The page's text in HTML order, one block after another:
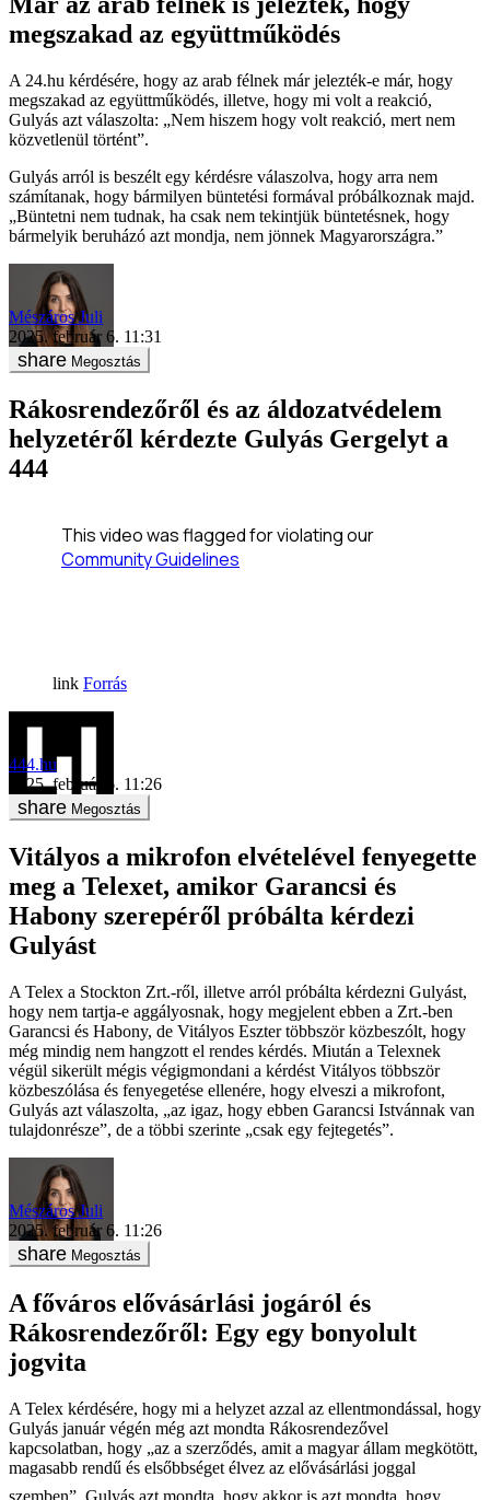
megszakad az együttműködés
A 24.hu kérdésére, hogy az arab félnek már jelezték-e már, hogy
megszakad az együttműködés, illetve, hogy mi volt a reakció,
Gulyás azt válaszolta: „Nem hiszem hogy volt reakció, mert nem
közvetlenül történt”.
Gulyás arról is beszélt egy kérdésre válaszolva, hogy arra nem
számítanak, hogy bármilyen büntetési formával próbálkoznak majd.
„Büntetni nem tudnak, ha csak nem tekintjük büntetésnek, hogy
bármelyik beruházó azt mondja, nem jönnek Magyarországra.”
Mészáros Juli
2025. február 6. 11:31
Megosztás
Rákosrendezőről és az áldozatvédelem
helyzetéről kérdezte Gulyás Gergelyt a
444
Forrás
444.hu
2025. február 6. 11:26
Megosztás
Vitályos a mikrofon elvételével fenyegette
meg a Telexet, amikor Garancsi és
Habony szerepéről próbálta kérdezi
Gulyást
A Telex a Stockton Zrt.-ről, illetve arról próbálta kérdezni Gulyást,
hogy nem tartja-e aggályosnak, hogy megjelent ebben a Zrt.-ben
Garancsi és Habony, de Vitályos Eszter többször közbeszólt, hogy
még mindig nem hangzott el rendes kérdés. Miután a Telexnek
végül sikerült mégis végigmondani a kérdést Vitályos többször
közbeszólása és fenyegetése ellenére, hogy elveszi a mikrofont,
Gulyás azt válaszolta, „az igaz, hogy ebben Garancsi Istvánnak van
tulajdonrésze”, de a többi szerinte „csak egy fejtegetés”.
Mészáros Juli
2025. február 6. 11:26
Megosztás
A főváros elővásárlási jogáról és
Rákosrendezőről: Egy egy bonyolult
jogvita
A Telex kérdésére, hogy mi a helyzet azzal az ellentmondással, hogy
Gulyás január végén még azt mondta Rákosrendezővel
kapcsolatban, hogy „az a szerződés, amit a magyar állam megkötött,
magasabb rendű és elsőbbséget élvez az elővásárlási joggal
szemben”, Gulyás azt mondta, hogy akkor is azt mondta, hogy